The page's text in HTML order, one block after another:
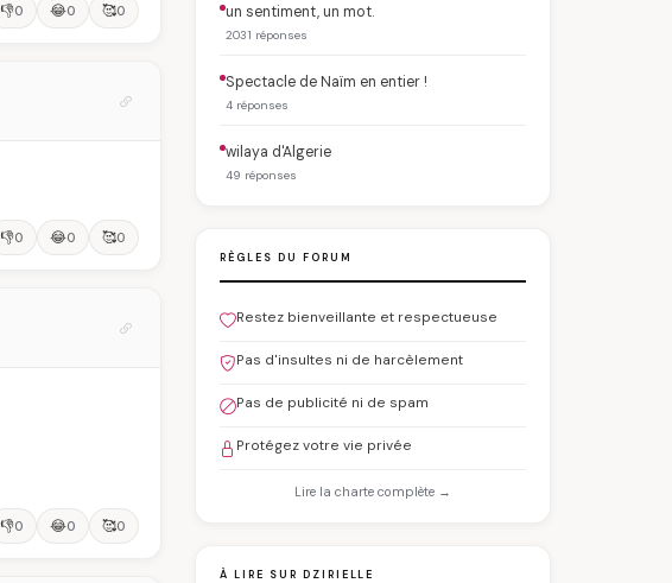
👎0 😂0 🥰0
👎0 😂0 🥰0
👎0 😂0 🥰0
un sentiment, un mot.
2031 réponses
Spectacle de Naïm en entier !
4 réponses
wilaya d'Algerie
49 réponses
RÈGLES DU FORUM
Restez bienveillante et respectueuse
Pas d'insultes ni de harcèlement
Pas de publicité ni de spam
Protégez votre vie privée
Lire la charte complète →
À LIRE SUR DZIRIELLE